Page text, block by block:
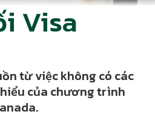
Visa
từ việc không có các
của chương trình